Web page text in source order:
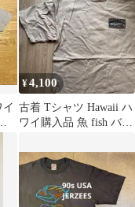
¥4,100
古着 Tシャツ Hawaii ハ
ワイ購入品 魚 fish バッ